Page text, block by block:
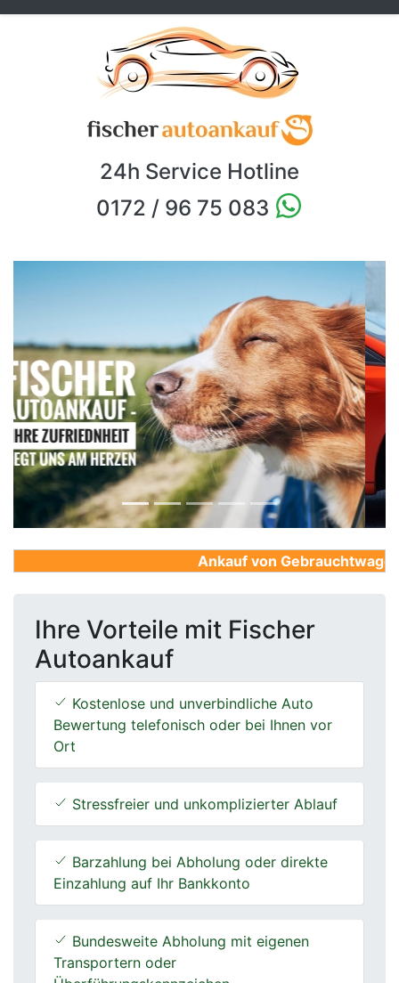
24h Service Hotline
0172 / 96 75 083
Previous Next
Ankauf von
Ihre Vorteile mit Fischer
Autoankauf
Kostenlose und unverbindliche Auto
Bewertung telefonisch oder bei Ihnen vor
Ort
Stressfreier und unkomplizierter Ablauf
Barzahlung bei Abholung oder direkte
Einzahlung auf Ihr Bankkonto
Bundesweite Abholung mit eigenen
Transportern oder